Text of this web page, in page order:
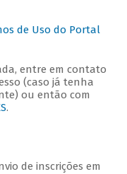
de Uso do Portal
entre em contato
(caso já tenha
ou então com
.
de inscrições em